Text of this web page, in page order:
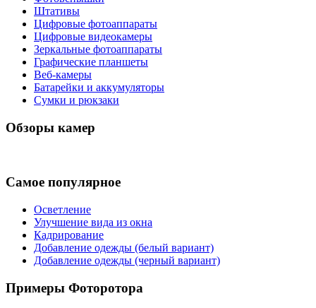
Штативы
Цифровые фотоаппараты
Цифровые видеокамеры
Зеркальные фотоаппараты
Графические планшеты
Веб-камеры
Батарейки и аккумуляторы
Сумки и рюкзаки
Обзоры камер
Самое популярное
Осветление
Улучшение вида из окна
Кадрирование
Добавление одежды (белый вариант)
Добавление одежды (черный вариант)
Примеры Фоторотора